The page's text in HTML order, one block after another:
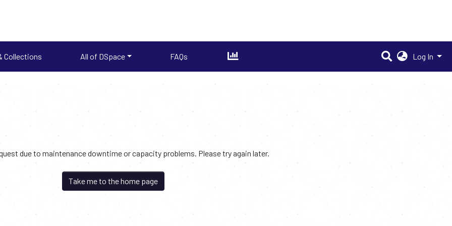
Collections All of DSpace FAQs Log In
due to maintenance downtime or capacity problems. Please try again later.
Take me to the home page